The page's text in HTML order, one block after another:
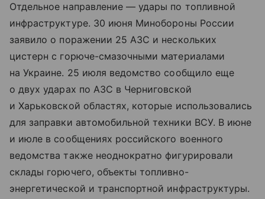
Отдельное направление — удары по топливной
инфраструктуре. 30 июня Минобороны России
заявило о поражении 25 АЗС и нескольких
цистерн с горюче-смазочными материалами
на Украине. 25 июля ведомство сообщило еще
о двух ударах по АЗС в Черниговской
и Харьковской областях, которые использовались
для заправки автомобильной техники ВСУ. В июне
и июле в сообщениях российского военного
ведомства также неоднократно фигурировали
склады горючего, объекты топливно-
энергетической и транспортной инфраструктуры.